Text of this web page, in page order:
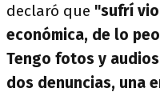
declaró que "sufrí
económica, de lo
Tengo fotos y
dos denuncias, una